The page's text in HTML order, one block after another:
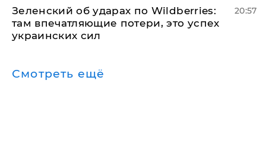
Зеленский об ударах по Wildberries:
там впечатляющие потери, это успех
украинских сил
20:57
Смотреть ещё